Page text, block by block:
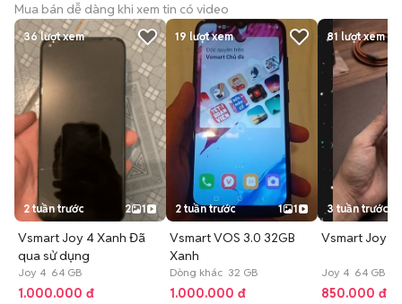
Mua bán dễ dàng khi xem tin có video
36lượt xem
2 tuần trước 2 1
Vsmart Joy 4 Xanh Đã
qua sử dụng
Joy 4 64 GB
1.000.000 đ
19 lượt xem
2 tuần trước 1 1
Vsmart VOS 3.0 32GB
Xanh
Dòng khác 32 GB
1.000.000 đ
81 lượt xem
3 tuần trước
Vsmart Joy 4
Joy 4 64 GB 1
850.000 đ